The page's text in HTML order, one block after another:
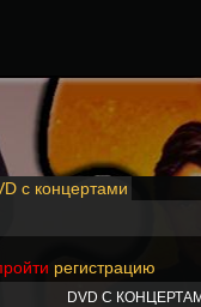
с концертами
регистрацию
DVD С